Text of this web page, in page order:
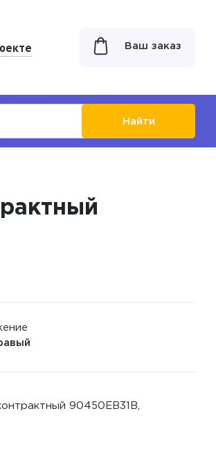
Ваш заказ
Найти
90450EB31B,